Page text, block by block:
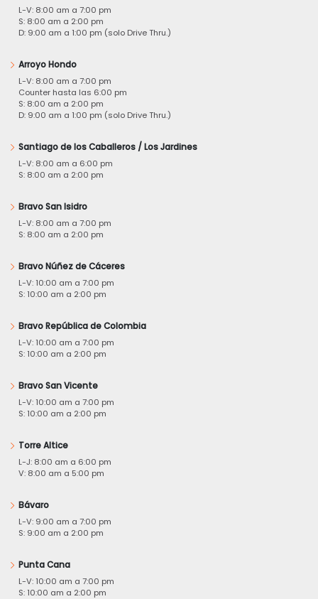
L-V: 8:00 am a 7:00 pm
S: 8:00 am a 2:00 pm
D: 9:00 am a 1:00 pm (solo Drive Thru.)
Arroyo Hondo
L-V: 8:00 am a 7:00 pm
Counter hasta las 6:00 pm
S: 8:00 am a 2:00 pm
D: 9:00 am a 1:00 pm (solo Drive Thru.)
Santiago de los Caballeros / Los Jardines
L-V: 8:00 am a 6:00 pm
S: 8:00 am a 2:00 pm
Bravo San Isidro
L-V: 8:00 am a 7:00 pm
S: 8:00 am a 2:00 pm
Bravo Núñez de Cáceres
L-V: 10:00 am a 7:00 pm
S: 10:00 am a 2:00 pm
Bravo República de Colombia
L-V: 10:00 am a 7:00 pm
S: 10:00 am a 2:00 pm
Bravo San Vicente
L-V: 10:00 am a 7:00 pm
S: 10:00 am a 2:00 pm
Torre Altice
L-J: 8:00 am a 6:00 pm
V: 8:00 am a 5:00 pm
Bávaro
L-V: 9:00 am a 7:00 pm
S: 9:00 am a 2:00 pm
Punta Cana
L-V: 10:00 am a 7:00 pm
S: 10:00 am a 2:00 pm